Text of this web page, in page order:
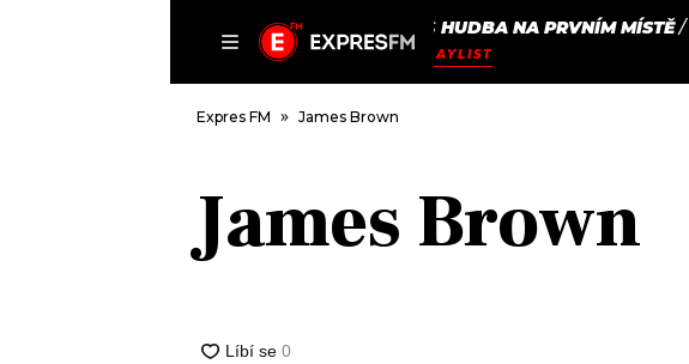
JAK
EXPRES HUDBA NA PRVNÍM MÍSTĚ/
CELÝ PLAYLIST
DOMŮ
HUDBA
Expres FM James Brown
James Brown